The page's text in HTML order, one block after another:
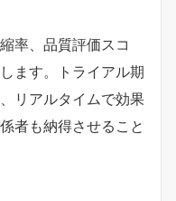
率、品質評価スコ
ます。トライアル期
リアルタイムで効果
者も納得させること